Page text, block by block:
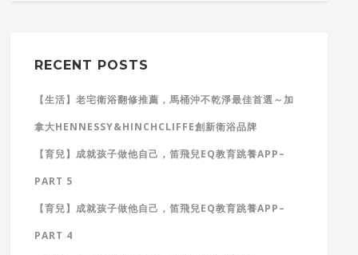
RECENT POSTS
【生活】老宅衛浴翻修推薦，馬桶沖不乾淨最佳首選～加
拿大HENNESSY&HINCHCLIFFE創新衛浴品牌
【育兒】成就孩子做他自己，笛飛兒EQ教育跳養APP–
PART 5
【育兒】成就孩子做他自己，笛飛兒EQ教育跳養APP–
PART 4